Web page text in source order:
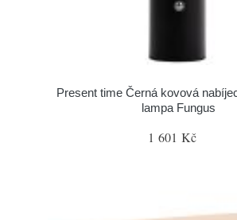
Present time Černá kovová
lampa Fungus
1 601 Kč